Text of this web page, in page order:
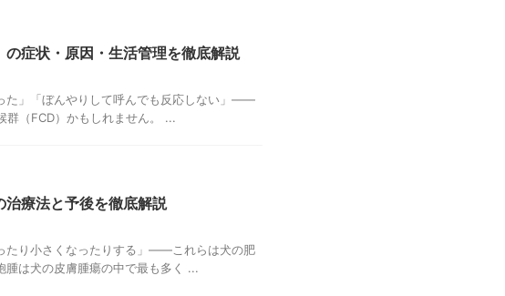
の症状・原因・生活管理を徹底解説
た」「ぼんやりして呼んでも反応しない」——
群（FCD）かもしれません。 ...
治療法と予後を徹底解説
たり小さくなったりする」——これらは犬の肥
は犬の皮膚腫瘍の中で最も多く ...